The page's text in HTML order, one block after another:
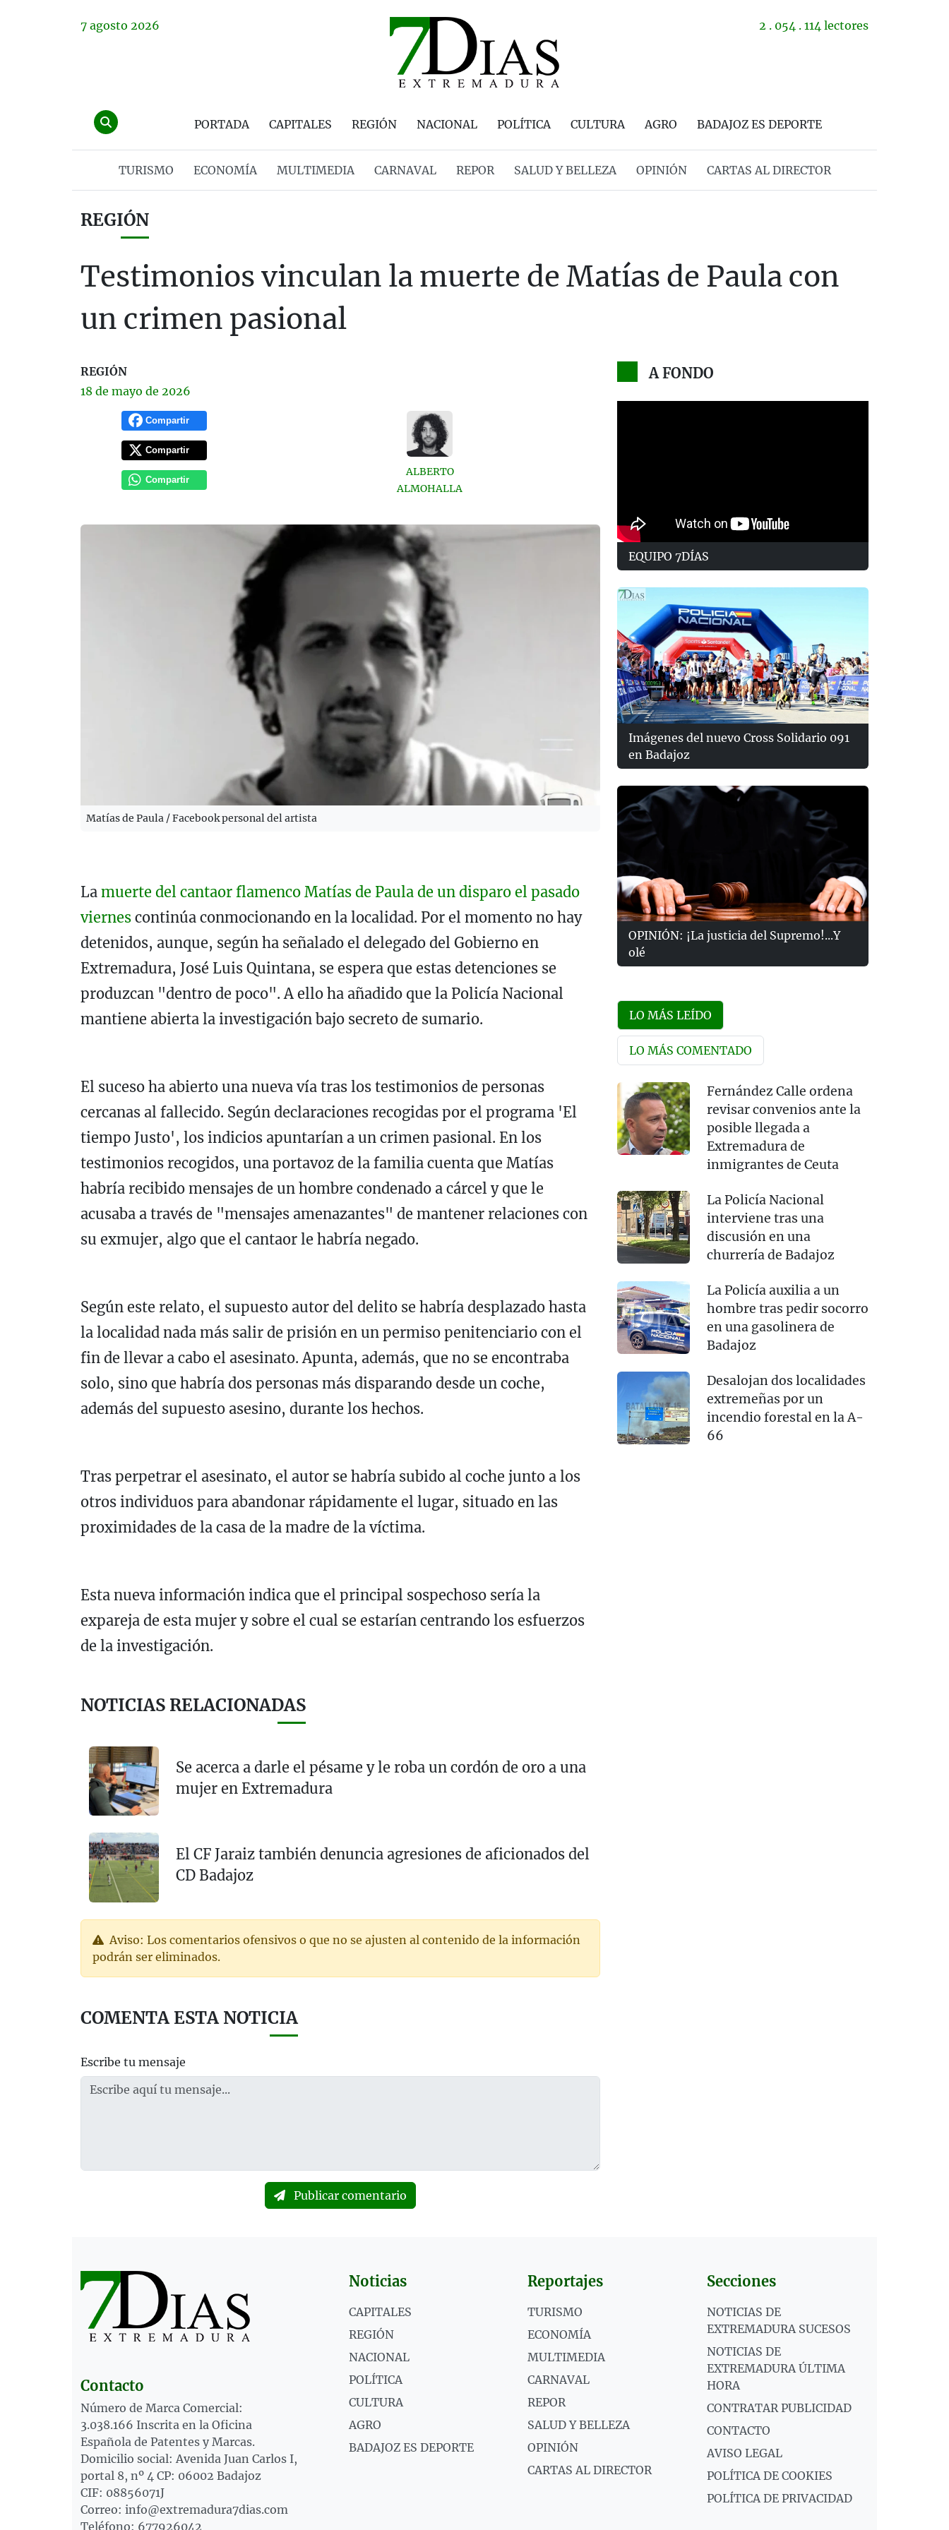
7 agosto 2026 2 . 054 . 114 lectores
PORTADA CAPITALES REGIÓN NACIONAL POLÍTICA CULTURA AGRO BADAJOZ ES DEPORTE
TURISMO ECONOMÍA MULTIMEDIA CARNAVAL REPOR SALUD Y BELLEZA OPINIÓN CARTAS AL DIRECTOR
REGIÓN
Testimonios vinculan la muerte de Matías de Paula con
un crimen pasional
REGIÓN
18 de mayo de 2026
Compartir
Compartir
Compartir
ALBERTO
ALMOHALLA
Matías de Paula / Facebook personal del artista
La muerte del cantaor flamenco Matías de Paula de un disparo el pasado
viernes continúa conmocionando en la localidad. Por el momento no hay
detenidos, aunque, según ha señalado el delegado del Gobierno en
Extremadura, José Luis Quintana, se espera que estas detenciones se
produzcan "dentro de poco". A ello ha añadido que la Policía Nacional
mantiene abierta la investigación bajo secreto de sumario.
El suceso ha abierto una nueva vía tras los testimonios de personas
cercanas al fallecido. Según declaraciones recogidas por el programa 'El
tiempo Justo', los indicios apuntarían a un crimen pasional. En los
testimonios recogidos, una portavoz de la familia cuenta que Matías
habría recibido mensajes de un hombre condenado a cárcel y que le
acusaba a través de "mensajes amenazantes" de mantener relaciones con
su exmujer, algo que el cantaor le habría negado.
Según este relato, el supuesto autor del delito se habría desplazado hasta
la localidad nada más salir de prisión en un permiso penitenciario con el
fin de llevar a cabo el asesinato. Apunta, además, que no se encontraba
solo, sino que habría dos personas más disparando desde un coche,
además del supuesto asesino, durante los hechos.
Tras perpetrar el asesinato, el autor se habría subido al coche junto a los
otros individuos para abandonar rápidamente el lugar, situado en las
proximidades de la casa de la madre de la víctima.
Esta nueva información indica que el principal sospechoso sería la
expareja de esta mujer y sobre el cual se estarían centrando los esfuerzos
de la investigación.
NOTICIAS RELACIONADAS
Se acerca a darle el pésame y le roba un cordón de oro a una
mujer en Extremadura
El CF Jaraiz también denuncia agresiones de aficionados del
CD Badajoz
Aviso: Los comentarios ofensivos o que no se ajusten al contenido de la información
podrán ser eliminados.
COMENTA ESTA NOTICIA
Escribe tu mensaje
Publicar comentario
A FONDO
EQUIPO 7DÍAS
Imágenes del nuevo Cross Solidario 091
en Badajoz
OPINIÓN: ¡La justicia del Supremo!...Y
olé
LO MÁS LEÍDO
LO MÁS COMENTADO
Fernández Calle ordena
revisar convenios ante la
posible llegada a
Extremadura de
inmigrantes de Ceuta
La Policía Nacional
interviene tras una
discusión en una
churrería de Badajoz
La Policía auxilia a un
hombre tras pedir socorro
en una gasolinera de
Badajoz
Desalojan dos localidades
extremeñas por un
incendio forestal en la A-
66
Contacto
Número de Marca Comercial:
3.038.166 Inscrita en la Oficina
Española de Patentes y Marcas.
Domicilio social: Avenida Juan Carlos I,
portal 8, nº 4 CP: 06002 Badajoz
CIF: 08856071J
Correo: info@extremadura7dias.com
Teléfono: 677926042
Noticias
CAPITALES
REGIÓN
NACIONAL
POLÍTICA
CULTURA
AGRO
BADAJOZ ES DEPORTE
Reportajes
TURISMO
ECONOMÍA
MULTIMEDIA
CARNAVAL
REPOR
SALUD Y BELLEZA
OPINIÓN
CARTAS AL DIRECTOR
Secciones
NOTICIAS DE
EXTREMADURA SUCESOS
NOTICIAS DE
EXTREMADURA ÚLTIMA
HORA
CONTRATAR PUBLICIDAD
CONTACTO
AVISO LEGAL
POLÍTICA DE COOKIES
POLÍTICA DE PRIVACIDAD